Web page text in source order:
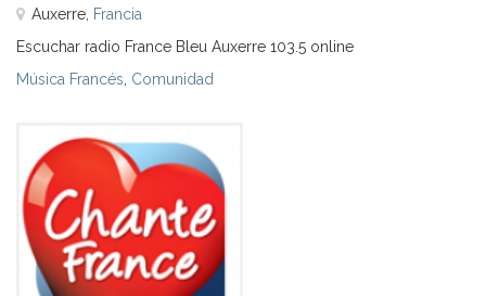
Auxerre, Francia
Escuchar radio France Bleu Auxerre 103.5 online
Música Francés Comunidad